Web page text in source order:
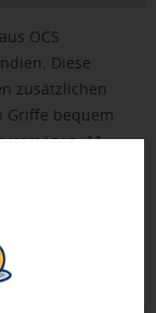
OCS
Diese
zusätzlichen
Griffe bequem
11
priorisiert
anfragen!